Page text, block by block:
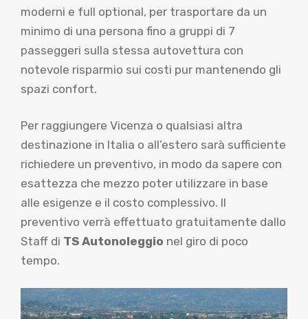
moderni e full optional, per trasportare da un
minimo di una persona fino a gruppi di 7
passeggeri sulla stessa autovettura con
notevole risparmio sui costi pur mantenendo gli
spazi confort.
Per raggiungere Vicenza o qualsiasi altra
destinazione in Italia o all’estero sarà sufficiente
richiedere un preventivo, in modo da sapere con
esattezza che mezzo poter utilizzare in base
alle esigenze e il costo complessivo. Il
preventivo verrà effettuato gratuitamente dallo
Staff di TS Autonoleggio nel giro di poco
tempo.